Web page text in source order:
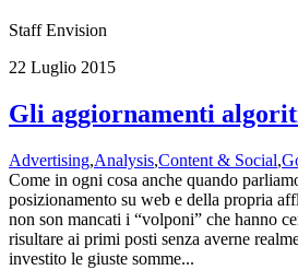
Staff Envision
22 Luglio 2015
Gli aggiornamenti
Advertising,Analysis,Content & Social,
Come in ogni cosa anche quando
posizionamento su web e della propria
non son mancati i “volponi” che hanno
risultare ai primi posti senza averne
investito le giuste somme...